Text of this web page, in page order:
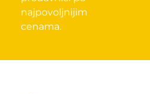
najpovoljnijim
cenama.